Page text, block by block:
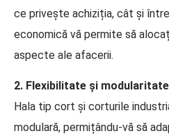
ce privește achiziția, cât și
economică vă permite să
aspecte ale afacerii.
2. Flexibilitate și modularitate
Hala tip cort și corturile
modulară, permițându-vă să